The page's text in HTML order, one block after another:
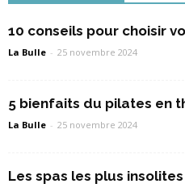
10 conseils pour choisir
La Bulle - 25 novembre 2024
5 bienfaits du pilates en
La Bulle - 25 novembre 2024
Les spas les plus